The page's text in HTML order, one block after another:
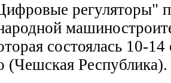
регуляторы"
состоялась 10-14
(Чешская Республика).